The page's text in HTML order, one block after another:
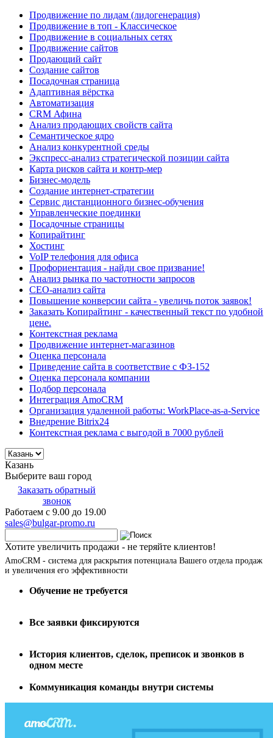
Продвижение по лидам (лидогенерация)
Продвижение в топ - Классическое
Продвижение в социальных сетях
Продвижение сайтов
Продающий сайт
Создание сайтов
Посадочная страница
Адаптивная вёрстка
Автоматизация
CRM Афина
Анализ продающих свойств сайта
Семантическое ядро
Анализ конкурентной среды
Экспресс-анализ стратегической позиции сайта
Карта рисков сайта и контр-мер
Бизнес-модель
Создание интернет-стратегии
Сервис дистанционного бизнес-обучения
Управленческие поединки
Посадочные страницы
Копирайтинг
Хостинг
VoIP телефония для офиса
Профориентация - найди свое призвание!
Анализ рынка по частотности запросов
СЕО-анализ сайта
Повышение конверсии сайта - увеличь поток заявок!
Заказать Копирайтинг - качественный текст по удобной
цене.
Контекстная реклама
Продвижение интернет-магазинов
Оценка персонала
Приведение сайта в соответствие с ФЗ-152
Оценка персонала компании
Подбор персонала
Интеграция AmoCRM
Организация удаленной работы: WorkPlace-as-a-Service
Внедрение Bitrix24
Контекстная реклама с выгодой в 7000 рублей
Казань
Выберите ваш город
Заказать обратный
звонок
Работаем с 9.00 до 19.00
sales@bulgar-promo.ru
Хотите увеличить продажи - не теряйте клиентов!
AmoCRM - система для раскрытия потенциала Вашего отдела продаж
и увеличения его эффективности
Обучение не требуется
Все заявки фиксируются
История клиентов, сделок, преписок и звонков в
одном месте
Коммуникация команды внутри системы